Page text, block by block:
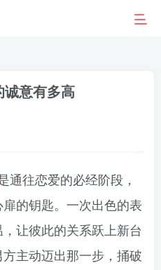
意有多高
通往恋爱的必经阶段，
的钥匙。一次出色的表
让彼此的关系跃上新台
主动迈出那一步，捅破